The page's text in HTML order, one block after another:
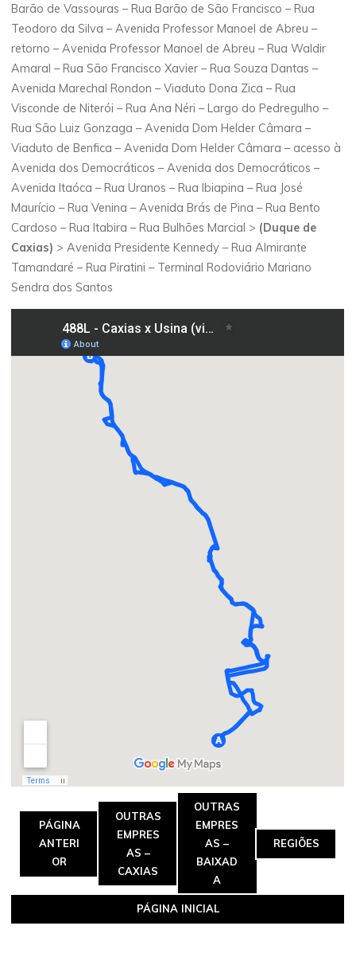
Barão de Vassouras – Rua Barão de São Francisco – Rua
Teodoro da Silva – Avenida Professor Manoel de Abreu –
retorno – Avenida Professor Manoel de Abreu – Rua Waldir
Amaral – Rua São Francisco Xavier – Rua Souza Dantas –
Avenida Marechal Rondon – Viaduto Dona Zica – Rua
Visconde de Niterói – Rua Ana Néri – Largo do Pedregulho –
Rua São Luiz Gonzaga – Avenida Dom Helder Câmara –
Viaduto de Benfica – Avenida Dom Helder Câmara – acesso à
Avenida dos Democráticos – Avenida dos Democráticos –
Avenida Itaóca – Rua Uranos – Rua Ibiapina – Rua José
Maurício – Rua Venina – Avenida Brás de Pina – Rua Bento
Cardoso – Rua Itabira – Rua Bulhões Marcial > (Duque de
Caxias) > Avenida Presidente Kennedy – Rua Almirante
Tamandaré – Rua Piratini – Terminal Rodoviário Mariano
Sendra dos Santos
PÁGINA
ANTERI
OR
OUTRAS
EMPRES
AS –
CAXIAS
OUTRAS
EMPRES
AS –
BAIXAD
A
REGIÕES
PÁGINA INICIAL